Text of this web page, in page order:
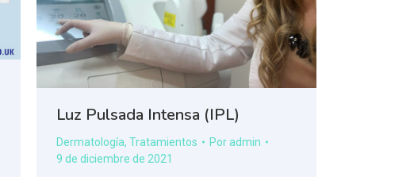
Luz Pulsada Intensa (IPL)
Dermatología, Tratamientos Poradmin
9 de diciembre de 2021